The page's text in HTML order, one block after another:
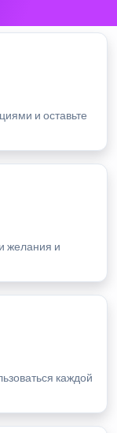
и оставьте
желания и
каждой